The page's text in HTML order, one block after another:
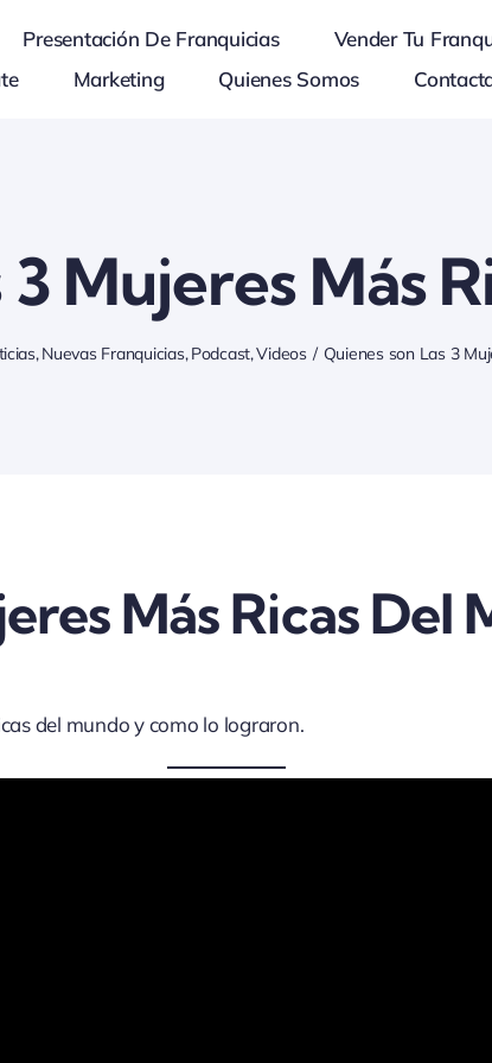
Presentación De Franquicias
Vender Tu
Marketing Quienes Somos
Mujeres Más
Nuevas Franquicias Podcast Videos Quienes son Las 3
Más Ricas Del
del mundo y como lo lograron.